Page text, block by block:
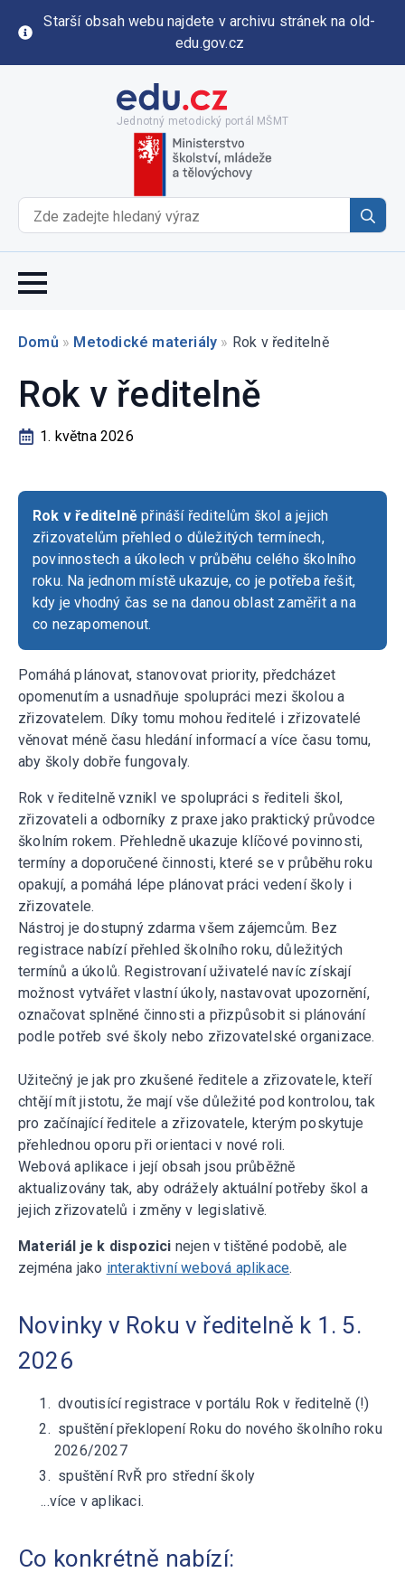
Starší obsah webu najdete v archivu stránek na old-
edu.gov.cz
Jednotný metodický portál MŠMT
for:
Domů » Metodické materiály » Rok v ředitelně
Rok v ředitelně
1. května 2026
Rok v ředitelně přináší ředitelům škol a jejich
zřizovatelům přehled o důležitých termínech,
povinnostech a úkolech v průběhu celého školního
roku. Na jednom místě ukazuje, co je potřeba řešit,
kdy je vhodný čas se na danou oblast zaměřit a na
co nezapomenout.
Pomáhá plánovat, stanovovat priority, předcházet
opomenutím a usnadňuje spolupráci mezi školou a
zřizovatelem. Díky tomu mohou ředitelé i zřizovatelé
věnovat méně času hledání informací a více času tomu,
aby školy dobře fungovaly.
Rok v ředitelně vznikl ve spolupráci s řediteli škol,
zřizovateli a odborníky z praxe jako praktický průvodce
školním rokem. Přehledně ukazuje klíčové povinnosti,
termíny a doporučené činnosti, které se v průběhu roku
opakují, a pomáhá lépe plánovat práci vedení školy i
zřizovatele.
Nástroj je dostupný zdarma všem zájemcům. Bez
registrace nabízí přehled školního roku, důležitých
termínů a úkolů. Registrovaní uživatelé navíc získají
možnost vytvářet vlastní úkoly, nastavovat upozornění,
označovat splněné činnosti a přizpůsobit si plánování
podle potřeb své školy nebo zřizovatelské organizace.
Užitečný je jak pro zkušené ředitele a zřizovatele, kteří
chtějí mít jistotu, že mají vše důležité pod kontrolou, tak
pro začínající ředitele a zřizovatele, kterým poskytuje
přehlednou oporu při orientaci v nové roli.
Webová aplikace i její obsah jsou průběžně
aktualizovány tak, aby odrážely aktuální potřeby škol a
jejich zřizovatelů i změny v legislativě.
Materiál je k dispozici nejen v tištěné podobě, ale
zejména jako interaktivní webová aplikace.
Novinky v Roku v ředitelně k 1. 5.
2026
dvoutisící registrace v portálu Rok v ředitelně (!)
spuštění překlopení Roku do nového školního roku
2026/2027
spuštění RvŘ pro střední školy
...více v aplikaci.
Co konkrétně nabízí: